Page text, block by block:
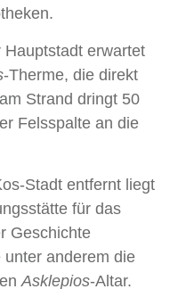
erwartet
-Therme, die direkt
Strand dringt 50
Felsspalte an die
Stadt entfernt liegt
für das
Geschichte
anderem die
Asklepios-Altar.